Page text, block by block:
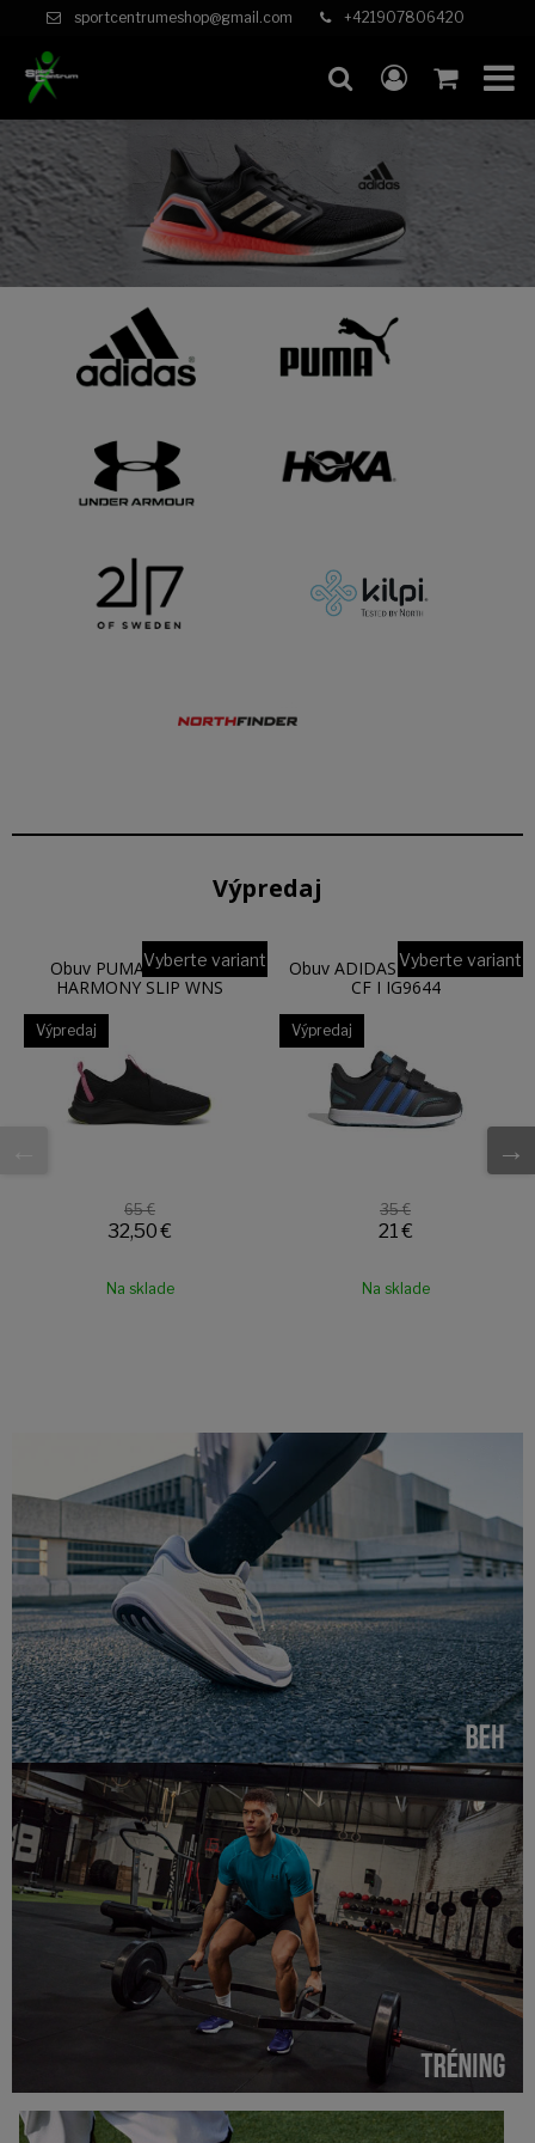
sportcentrumeshop@gmail.com +421907806420
Výpredaj
Obuv PUMA SOFTRIDE
HARMONY SLIP WNS
Výpredaj
65 €
32,50 €
Vyberte variant
Na sklade
Obuv ADIDAS VS SWITCH 3
CF I IG9644
Výpredaj
35 €
21 €
Vyberte variant
Na sklade